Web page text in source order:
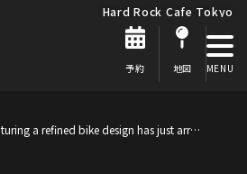
Hard Rock Cafe Tokyo
予約 地図
a refined bike design has just arr…